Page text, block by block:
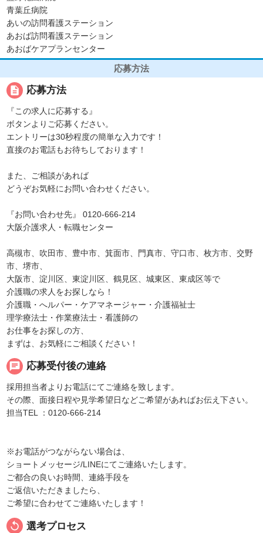
青葉丘病院
あいの訪問看護ステーション
あおば訪問看護ステーション
あおばケアプランセンター
応募方法
description 応募方法
『この求人に応募する』
ボタンよりご応募ください。
エントリーは30秒程度の簡単な入力です！
直接のお電話もお待ちしております！
また、ご相談があれば
どうぞお気軽にお問い合わせください。
『お問い合わせ先』 0120-666-214
大阪介護求人・転職センター
高槻市、吹田市、豊中市、箕面市、門真市、守口市、枚方市、交野
市、堺市、
大阪市、淀川区、東淀川区、鶴見区、城東区、東成区等で
介護職の求人をお探しなら！
介護職・へルパー・ケアマネージャー・介護福祉士
理学療法士・作業療法士・看護師の
お仕事をお探しの方、
まずは、お気軽にご相談ください！
chat 応募受付後の連絡
採用担当者よりお電話にてご連絡を致します。
その際、面接日程や見学希望日などご希望があればお伝え下さい。
担当TEL ：0120-666-214
※お電話がつながらない場合は、
ショートメッセージ/LINEにてご連絡いたします。
ご都合の良いお時間、連絡手段を
ご返信いただきましたら、
ご希望に合わせてご連絡いたします！
replay 選考プロセス